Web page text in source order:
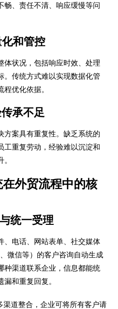
畅、责任不清、响应缓慢等问
和管控
体状况，包括响应时效、处理
。传统方式难以实现数据化管
优化依据。
承不足
方案具有重复性。缺乏系统的
工重复劳动，经验难以沉淀和
外贸流程中的核
统一受理
、电话、网站表单、社交媒体
微信等）的客户咨询自动生成
种渠道联系企业，信息都能统
和重复回复。
渠道整合，企业可将所有客户请